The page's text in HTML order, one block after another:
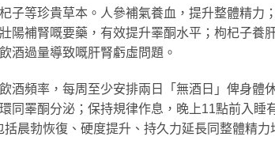
子等珍貴草本。人參補氣養血，提升整體精力
陽補腎嘅要藥，有效提升睪酮水平；枸杞子養
酒過量導致嘅肝腎虧虛問題。
酒頻率，每周至少安排兩日「無酒日」俾身體
同睪酮分泌；保持規律作息，晚上11點前入睡
晨勃恢復、硬度提升、持久力延長同整體精力